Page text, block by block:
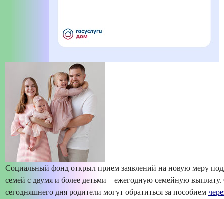
Социальный фонд открыл прием заявлений на новую меру
семей с двумя и более детьми – ежегодную семейную
сегодняшнего дня родители могут обратиться за пособием